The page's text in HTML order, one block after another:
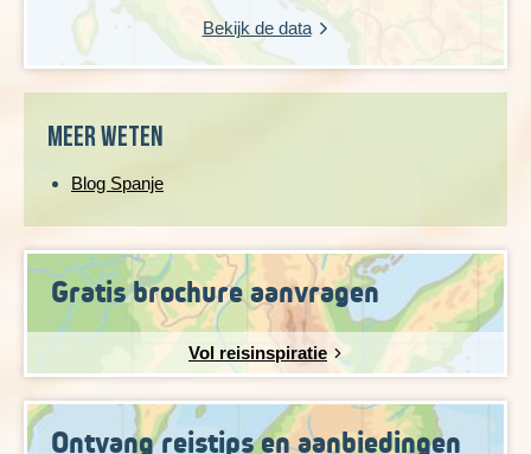
Bekijk de data
Meer weten
Blog Spanje
Gratis brochure aanvragen
Vol reisinspiratie
Ontvang reistips en aanbiedingen